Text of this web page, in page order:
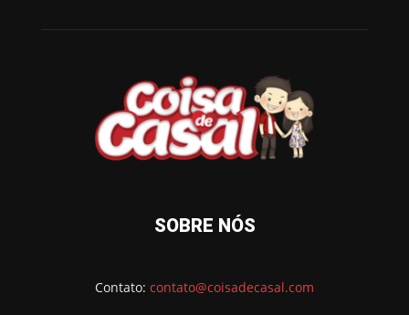
SOBRE NÓS
Contato: contato@coisadecasal.com